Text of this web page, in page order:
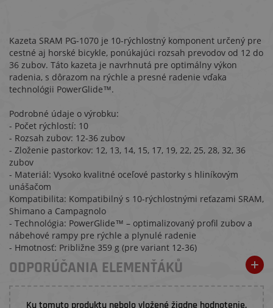
Kazeta SRAM PG-1070 je 10-rýchlostný komponent určený pre
cestné aj horské bicykle, ponúkajúci rozsah prevodov od 12 do
36 zubov. Táto kazeta je navrhnutá pre optimálny výkon
radenia, s dôrazom na rýchle a presné radenie vďaka
technológii PowerGlide™.
Podrobné údaje o výrobku:
- Počet rýchlostí: 10
- Rozsah zubov: 12-36 zubov
- Zloženie pastorkov: 12, 13, 14, 15, 17, 19, 22, 25, 28, 32, 36
zubov
- Materiál: Vysoko kvalitné oceľové pastorky s hliníkovým
unášačom
Kompatibilita: Kompatibilný s 10-rýchlostnými reťazami SRAM,
Shimano a Campagnolo
- Technológia: PowerGlide™ – optimalizovaný profil zubov a
nábehové rampy pre rýchle a plynulé radenie
- Hmotnosť: Približne 359 g (pre variant 12-36)
ODPORÚČANIA ELEMENŤÁKŮ
Ku tomuto produktu nebolo vložené žiadne hodnotenie.